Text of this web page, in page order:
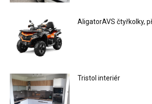
AligatorAVS čtyřkolky,
Tristol interiér